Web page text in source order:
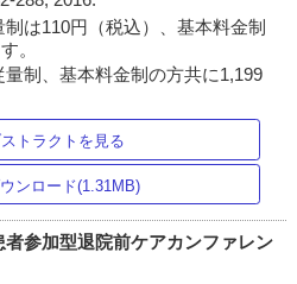
は110円（税込）、基本料金制
。
制、基本料金制の方共に1,199
トラクトを見る
ンロード(1.31MB)
参加型退院前ケアカンファレン